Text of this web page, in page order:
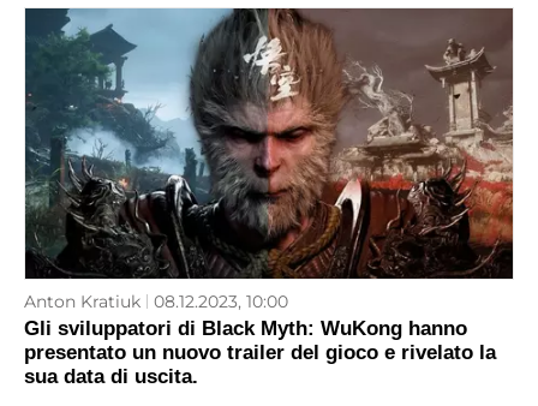
Anton Kratiuk 08.12.2023, 10:00
Gli sviluppatori di Black Myth: WuKong hanno
presentato un nuovo trailer del gioco e rivelato la
sua data di uscita.